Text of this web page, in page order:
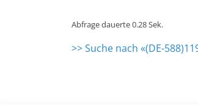
Abfrage dauerte 0.28 Sek.
>> Suche nach «(DE-